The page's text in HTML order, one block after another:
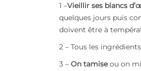
1 –Vieillir ses blancs
quelques jours puis
doivent être à
2 – Tous les
3 – On tamiseou on